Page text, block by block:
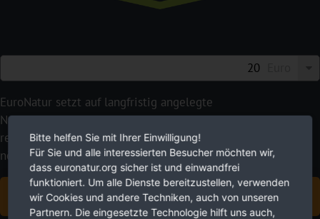
EuroNatur setzt auf langfristig angelegte
Naturschutzprojekte statt Schnellschüsse. Mit Ihren
regelmäßigen Spendenbeiträgen geben Sie uns die dafür
nötige Planungssicherheit.
JETZT FÖRDERMITGLIED WERDEN
Bitte helfen Sie mit Ihrer Einwilligung!
Für Sie und alle interessierten Besucher möchten wir,
dass euronatur.org sicher ist und einwandfrei
funktioniert. Um alle Dienste bereitzustellen, verwenden
wir Cookies und andere Techniken, auch von unseren
Partnern. Die eingesetzte Technologie hilft uns auch,